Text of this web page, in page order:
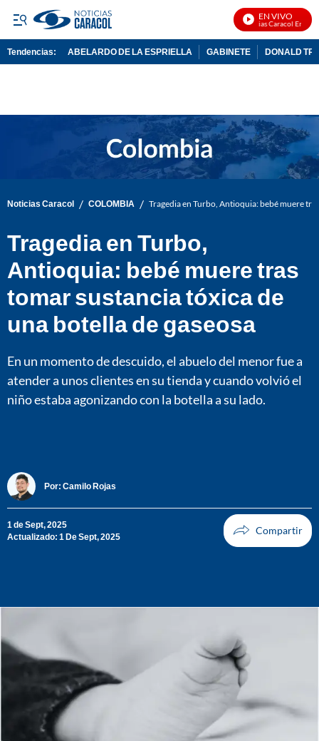
EN VIVO
Noticias Caracol En Vivo
Tendencias: ABELARDO DE LA ESPRIELLA GABINETE DONALD
Noticias Caracol / COLOMBIA / Tragedia en Turbo, Antioquia: bebé muere
Tragedia en Turbo,
Antioquia: bebé muere tras
tomar sustancia tóxica de
una botella de gaseosa
En un momento de descuido, el abuelo del menor fue a
atender a unos clientes en su tienda y cuando volvió el
niño estaba agonizando con la botella a su lado.
Por: Camilo Rojas
1 de Sept, 2025
Actualizado: 1 De Sept, 2025